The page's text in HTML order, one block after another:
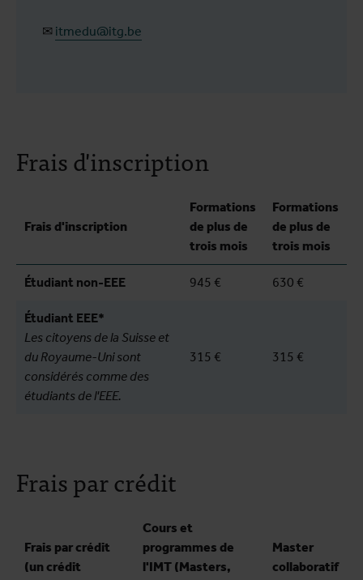
✉ itmedu@itg.be
Frais d'inscription
Frais d'inscription
Formations
de plus de
trois mois
Formations
de plus de
trois mois
Étudiant non-EEE 945 € 630 €
Étudiant EEE*
Les citoyens de la Suisse et
du Royaume-Uni sont
considérés comme des
étudiants de l'EEE.
315 € 315 €
Frais par crédit
Frais par crédit
(un crédit
Cours et
programmes de
l'IMT (Masters,
Master
collaboratif